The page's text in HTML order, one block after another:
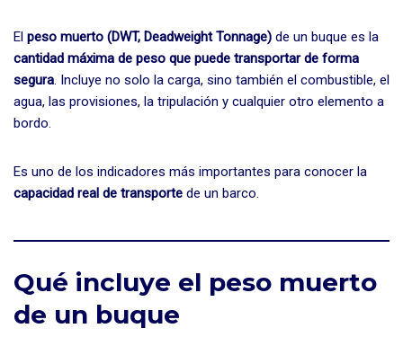
El peso muerto (DWT, Deadweight Tonnage) de un buque es la
cantidad máxima de peso que puede transportar de forma
segura. Incluye no solo la carga, sino también el combustible, el
agua, las provisiones, la tripulación y cualquier otro elemento a
bordo.
Es uno de los indicadores más importantes para conocer la
capacidad real de transporte de un barco.
Qué incluye el peso muerto
de un buque